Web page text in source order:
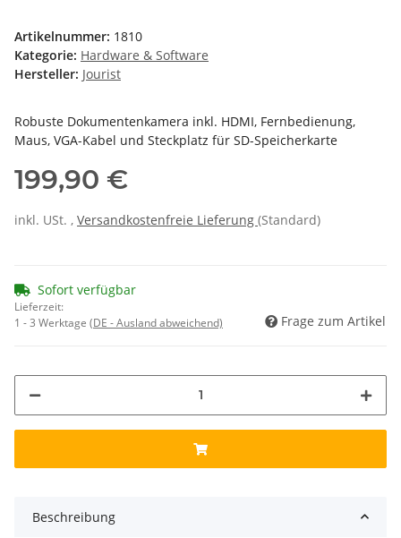
Artikelnummer: 1810
Kategorie: Hardware & Software
Hersteller: Jourist
Robuste Dokumentenkamera inkl. HDMI, Fernbedienung,
Maus, VGA-Kabel und Steckplatz für SD-Speicherkarte
199,90 €
inkl. USt. , Versandkostenfreie Lieferung (Standard)
Sofort verfügbar
Lieferzeit:
1 - 3 Werktage (DE - Ausland abweichend) Frage zum Artikel
Beschreibung